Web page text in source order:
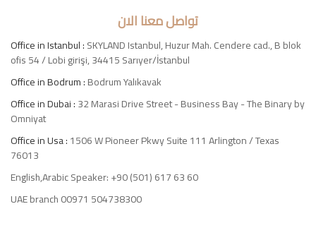
تواصل معنا الان
Office in Istanbul :SKYLAND Istanbul, Huzur Mah. Cendere cad., B blok
ofis 54 / Lobi girişi, 34415 Sarıyer/İstanbul
Office in Bodrum :Bodrum Yalıkavak
Office in Dubai :32 Marasi Drive Street - Business Bay - The Binary by
Omniyat
Office in Usa :1506 W Pioneer Pkwy Suite 111 Arlington / Texas
76013
English,Arabic Speaker: +90 (501) 617 63 60
UAE branch 00971 504738300